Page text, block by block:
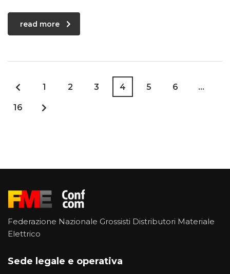
read more
1 2 3 4 5 6 …
16
Federazione Nazionale Grossisti Distributori Materiale
Elettrico
Sede legale e operativa